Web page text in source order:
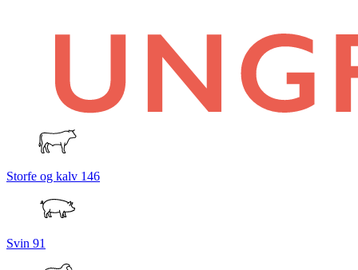
Storfe og kalv 146
Svin 91